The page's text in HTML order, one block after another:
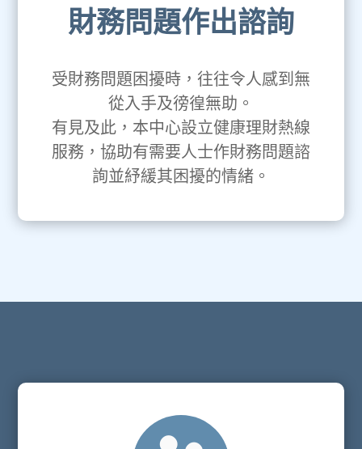
財務問題作出諮詢
受財務問題困擾時，往往令人感到無
從入手及徬徨無助。
有見及此，本中心設立健康理財熱線
服務，協助有需要人士作財務問題諮
詢並紓緩其困擾的情緒。